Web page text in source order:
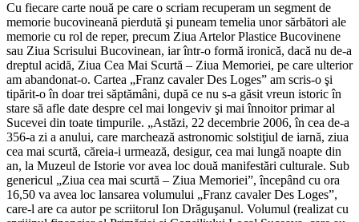
Cu fiecare carte nouă pe care o scriam recuperam un segment de
memorie bucovineană pierdută şi puneam temelia unor sărbători ale
memorie cu rol de reper, precum Ziua Artelor Plastice Bucovinene
sau Ziua Scrisului Bucovinean, iar într-o formă ironică, dacă nu de-a
dreptul acidă, Ziua Cea Mai Scurtă – Ziua Memoriei, pe care ulterior
am abandonat-o. Cartea „Franz cavaler Des Loges” am scris-o şi
tipărit-o în doar trei săptămâni, după ce nu s-a găsit vreun istoric în
stare să afle date despre cel mai longeviv şi mai înnoitor primar al
Sucevei din toate timpurile. „Astăzi, 22 decembrie 2006, în cea de-a
356-a zi a anului, care marchează astronomic solstiţiul de iarnă, ziua
cea mai scurtă, căreia-i urmează, desigur, cea mai lungă noapte din
an, la Muzeul de Istorie vor avea loc două manifestări culturale. Sub
genericul „Ziua cea mai scurtă – Ziua Memoriei”, începând cu ora
16,50 va avea loc lansarea volumului „Franz cavaler Des Loges”,
care-l are ca autor pe scriitorul Ion Drăguşanul. Volumul (realizat cu